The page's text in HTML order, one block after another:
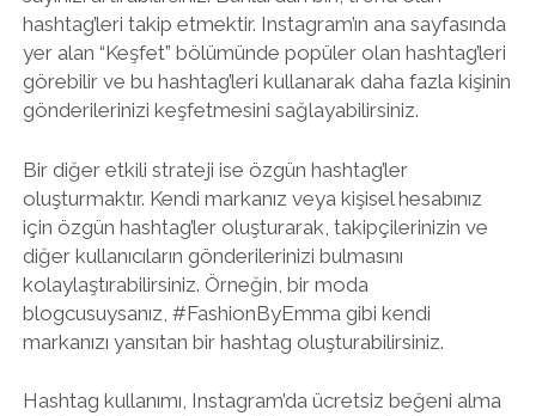
hashtag’leri takip etmektir. Instagram’ın ana sayfasında
yer alan “Keşfet” bölümünde popüler olan hashtag’leri
görebilir ve bu hashtag’leri kullanarak daha fazla kişinin
gönderilerinizi keşfetmesini sağlayabilirsiniz.
Bir diğer etkili strateji ise özgün hashtag’ler
oluşturmaktır. Kendi markanız veya kişisel hesabınız
için özgün hashtag’ler oluşturarak, takipçilerinizin ve
diğer kullanıcıların gönderilerinizi bulmasını
kolaylaştırabilirsiniz. Örneğin, bir moda
blogcusuysanız, #FashionByEmma gibi kendi
markanızı yansıtan bir hashtag oluşturabilirsiniz.
Hashtag kullanımı, Instagram’da ücretsiz beğeni alma